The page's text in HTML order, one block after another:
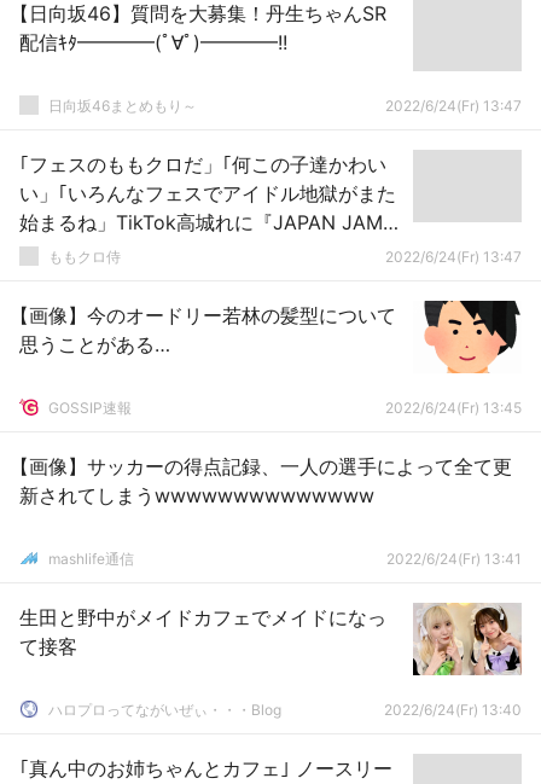
【日向坂46】質問を大募集！丹生ちゃんSR
配信ｷﾀ━━━━(ﾟ∀ﾟ)━━━━!!
日向坂46まとめもり～ 2022/6/24(Fr) 13:47
｢フェスのももクロだ」｢何この子達かわい
い」｢いろんなフェスでアイドル地獄がまた
始まるね」TikTok高城れに『JAPAN JAM
本番前のサウンドチェック中』
ももクロ侍 2022/6/24(Fr) 13:47
【画像】今のオードリー若林の髪型について
思うことがある…
GOSSIP速報 2022/6/24(Fr) 13:45
【画像】サッカーの得点記録、一人の選手によって全て更
新されてしまうwwwwwwwwwwwwww
mashlife通信 2022/6/24(Fr) 13:41
生田と野中がメイドカフェでメイドになっ
て接客
ハロプロってながいぜぃ・・・Blog 2022/6/24(Fr) 13:40
｢真ん中のお姉ちゃんとカフェ｣ ノースリー